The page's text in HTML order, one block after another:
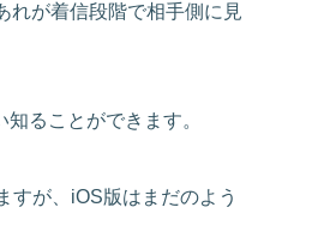
れが着信段階で相手側に見
ることができます。
すが、iOS版はまだのよう